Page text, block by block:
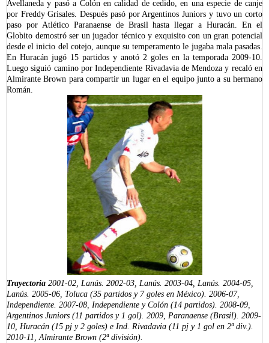
Avellaneda y pasó a Colón en calidad de cedido, en una especie de canje
por Freddy Grisales. Después pasó por Argentinos Juniors y tuvo un corto
paso por Atlético Paranaense de Brasil hasta llegar a Huracán. En el
Globito demostró ser un jugador técnico y exquisito con un gran potencial
desde el inicio del cotejo, aunque su temperamento le jugaba mala pasadas.
En Huracán jugó 15 partidos y anotó 2 goles en la temporada 2009-10.
Luego siguió camino por Independiente Rivadavia de Mendoza y recaló en
Almirante Brown para compartir un lugar en el equipo junto a su hermano
Román.
Trayectoria 2001-02, Lanús. 2002-03, Lanús. 2003-04, Lanús. 2004-05,
Lanús. 2005-06, Toluca (35 partidos y 7 goles en México). 2006-07,
Independiente. 2007-08, Independiente y Colón (14 partidos). 2008-09,
Argentinos Juniors (11 partidos y 1 gol). 2009, Paranaense (Brasil). 2009-
10, Huracán (15 pj y 2 goles) e Ind. Rivadavia (11 pj y 1 gol en 2ª div.).
2010-11, Almirante Brown (2ª división).